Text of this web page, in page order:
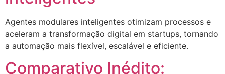
Agentes modulares inteligentes otimizam processos e
aceleram a transformação digital em startups, tornando
a automação mais flexível, escalável e eficiente.
Comparativo Inédito: